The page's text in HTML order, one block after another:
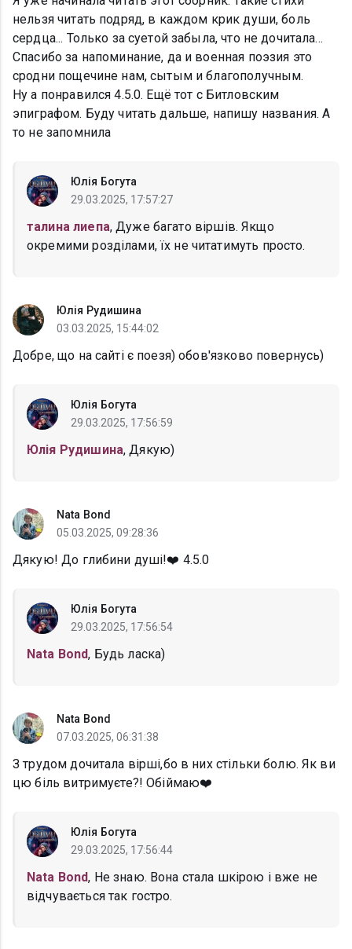
нельзя читать подряд, в каждом крик души, боль
сердца... Только за суетой забыла, что не дочитала...
Спасибо за напоминание, да и военная поэзия это
сродни пощечине нам, сытым и благополучным.
Ну а понравился 4.5.0. Ещё тот с Битловским
эпиграфом. Буду читать дальше, напишу названия. А
то не запомнила
Юлія Богута
29.03.2025, 17:57:27
талина лиепа, Дуже багато віршів. Якщо
окремими розділами, їх не читатимуть просто.
Юлія Рудишина
03.03.2025, 15:44:02
Добре, що на сайті є поезя) обов'язково повернусь)
Юлія Богута
29.03.2025, 17:56:59
Юлія Рудишина, Дякую)
Nata Bond
05.03.2025, 09:28:36
Дякую! До глибини душі!❤️ 4.5.0
Юлія Богута
29.03.2025, 17:56:54
Nata Bond, Будь ласка)
Nata Bond
07.03.2025, 06:31:38
З трудом дочитала вірші,бо в них стільки болю. Як ви
цю біль витримуєте?! Обіймаю❤️
Юлія Богута
29.03.2025, 17:56:44
Nata Bond, Не знаю. Вона стала шкірою і вже не
відчувається так гостро.